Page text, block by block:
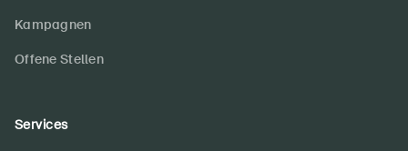
Kampagnen
Offene Stellen
Services